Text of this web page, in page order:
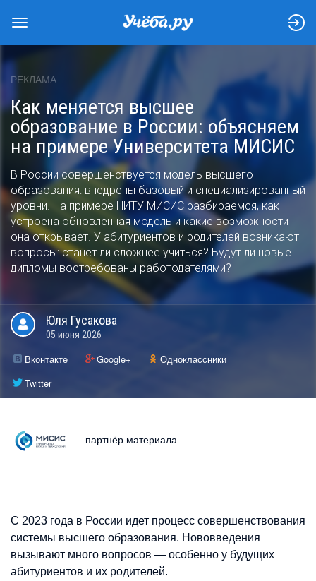
РЕКЛАМА
Как меняется высшее
образование в России: объясняем
на примере Университета МИСИС
В России совершенствуется модель высшего
образования: внедрены базовый и специализированный
уровни. На примере НИТУ МИСИС разбираемся, как
устроена обновленная модель и какие возможности
она открывает. У абитуриентов и родителей возникают
вопросы: станет ли сложнее учиться? Будут ли новые
дипломы востребованы работодателями?
Юля Гусакова
05 июня 2026
Вконтакте Google+
Одноклассники
Twitter
— партнёр материала
С 2023 года в России идет процесс совершенствования
системы высшего образования. Нововведения
вызывают много вопросов — особенно у будущих
абитуриентов и их родителей.